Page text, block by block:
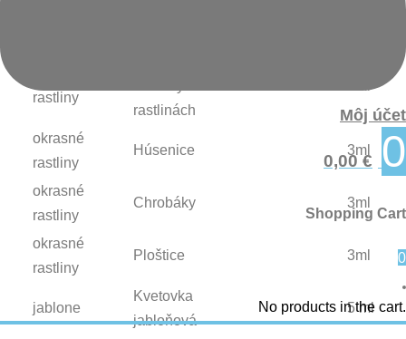
Môj účet
0,00€ 0
Shopping Cart
0
No products in the cart.
rastliny
rastlinách
okrasné
rastliny
Húsenice 3ml
okrasné
rastliny
Chrobáky 3ml
okrasné
rastliny
Ploštice 3ml
jablone
Kvetovka
jabloňová
5 ml